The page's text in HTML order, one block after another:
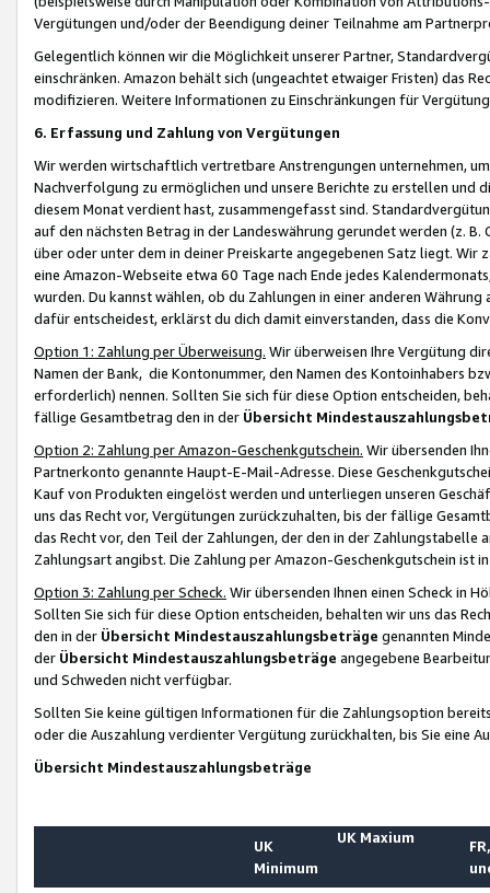
Vergütungen und/oder der Beendigung deiner Teilnahme am
Gelegentlich können wir die Möglichkeit unserer Partner,
einschränken. Amazon behält sich (ungeachtet etwaiger Fristen) das
modifizieren. Weitere Informationen zu Einschränkungen für
6. Erfassung und Zahlung von Vergütungen
Wir werden wirtschaftlich vertretbare Anstrengungen unternehmen,
Nachverfolgung zu ermöglichen und unsere Berichte zu erstellen und
diesem Monat verdient hast, zusammengefasst sind.
auf den nächsten Betrag in der Landeswährung gerundet werden (z.
über oder unter dem in deiner Preiskarte angegebenen Satz liegt.
eine Amazon-Webseite etwa 60 Tage nach Ende jedes
wurden. Du kannst wählen, ob du Zahlungen in einer anderen
dafür entscheidest, erklärst du dich damit einverstanden, dass die
Option 1: Zahlung per Überweisung. Wir überweisen Ihre Vergütung
Namen der Bank, die Kontonummer, den Namen des Kontoinhabers
erforderlich) nennen. Sollten Sie sich für diese Option entscheiden,
fällige Gesamtbetrag den in der Übersicht
Option 2: Zahlung per Amazon-Geschenkgutschein. Wir übersenden
Partnerkonto genannte Haupt-E-Mail-Adresse. Diese
Kauf von Produkten eingelöst werden und unterliegen unseren
uns das Recht vor, Vergütungen zurückzuhalten, bis der fällige
das Recht vor, den Teil der Zahlungen, der den in der
Zahlungsart angibst. Die Zahlung per Amazon-Geschenkgutschein ist
Option 3: Zahlung per Scheck. Wir übersenden Ihnen einen Scheck in
Sollten Sie sich für diese Option entscheiden, behalten wir uns das
den in der Übersicht Mindestauszahlungsbeträge genannten
der Übersicht Mindestauszahlungsbeträge angegebene
und Schweden nicht verfügbar.
Sollten Sie keine gültigen Informationen für die Zahlungsoption
oder die Auszahlung verdienter Vergütung zurückhalten, bis Sie
Übersicht Mindestauszahlungsbeträge
UK
Minimum
UK Maxium